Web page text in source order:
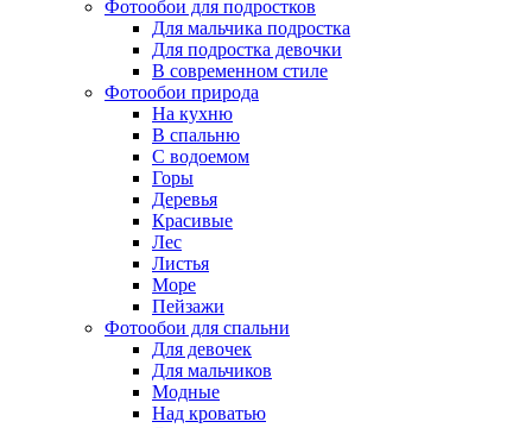
Фотообои для подростков
Для мальчика подростка
Для подростка девочки
В современном стиле
Фотообои природа
На кухню
В спальню
С водоемом
Горы
Деревья
Красивые
Лес
Листья
Море
Пейзажи
Фотообои для спальни
Для девочек
Для мальчиков
Модные
Над кроватью